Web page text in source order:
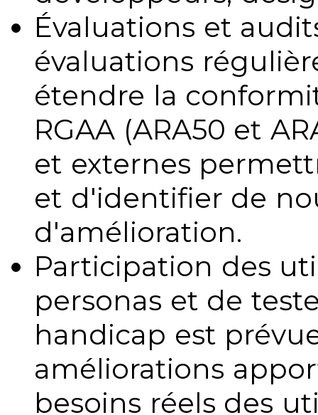
Évaluations et
évaluations
étendre la
RGAA (ARA50 et
et externes
et d'identifier de
d'amélioration.
Participation des
personas et de
handicap est
améliorations
besoins réels des